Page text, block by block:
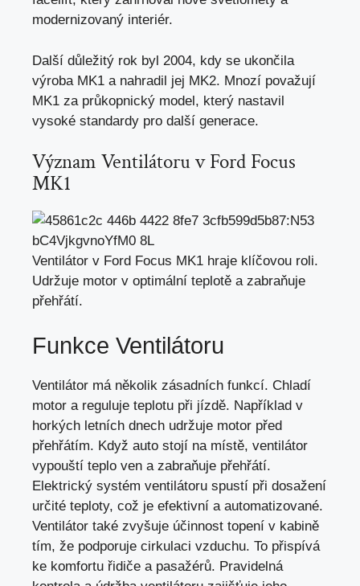
modernizovaný interiér.
Další důležitý rok byl 2004, kdy se ukončila
výroba MK1 a nahradil jej MK2. Mnozí považují
MK1 za průkopnický model, který nastavil
vysoké standardy pro další generace.
Význam Ventilátoru v Ford Focus
MK1
Ventilátor v Ford Focus MK1 hraje klíčovou roli.
Udržuje motor v optimální teplotě a zabraňuje
přehřátí.
Funkce Ventilátoru
Ventilátor má několik zásadních funkcí. Chladí
motor a reguluje teplotu při jízdě. Například v
horkých letních dnech udržuje motor před
přehřátím. Když auto stojí na místě, ventilátor
vypouští teplo ven a zabraňuje přehřátí.
Elektrický systém ventilátoru spustí při dosažení
určité teploty, což je efektivní a automatizované.
Ventilátor také zvyšuje účinnost topení v kabině
tím, že podporuje cirkulaci vzduchu. To přispívá
ke komfortu řidiče a pasažérů. Pravidelná